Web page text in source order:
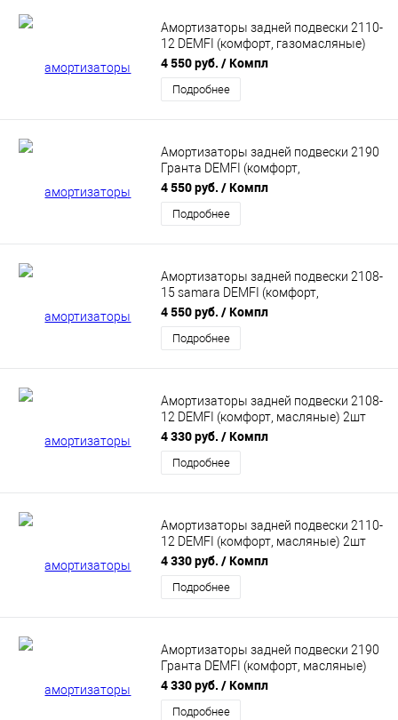
Амортизаторы задней подвески 2110-
12 DEMFI (комфорт, газомасляные)
2шт SRC1010
4 550 руб. / Компл
Подробнее
Амортизаторы задней подвески 2190
Гранта DEMFI (комфорт,
газомасляные) 2шт SRC9010
4 550 руб. / Компл
Подробнее
Амортизаторы задней подвески 2108-
15 samara DEMFI (комфорт,
газомасляные) 2шт SRC0810
4 550 руб. / Компл
Подробнее
Амортизаторы задней подвески 2108-
12 DEMFI (комфорт, масляные) 2шт
SRC0800
4 330 руб. / Компл
Подробнее
Амортизаторы задней подвески 2110-
12 DEMFI (комфорт, масляные) 2шт
SRC1000
4 330 руб. / Компл
Подробнее
Амортизаторы задней подвески 2190
Гранта DEMFI (комфорт, масляные)
2шт SRC9000
4 330 руб. / Компл
Подробнее